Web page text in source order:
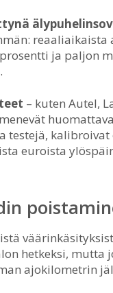
ja paljon
– kuten Autel,
menevät
testejä,
euroista
hetkeksi, mutta
ajokilometrin